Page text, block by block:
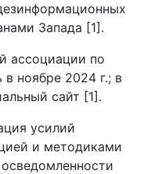
Запада [1].
ассоциации по
в ноябре 2024 г.; в
сайт [1].
усилий
и методиками